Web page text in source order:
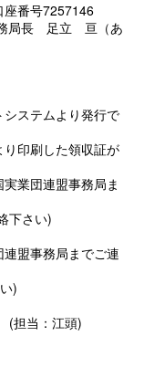
番号7257146
局長 足立 亘（あ
ステムより発行で
印刷した領収証が
業団連盟事務局ま
さい)
盟事務局までご連
)
担当：江頭)